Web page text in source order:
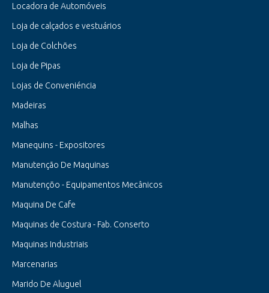
Locadora de Automóveis
Loja de calçados e vestuários
Loja de Colchões
Loja de Pipas
Lojas de Conveniéncia
Madeiras
Malhas
Manequins - Expositores
Manutenção De Maquinas
Manutençõo - Equipamentos Mecânicos
Maquina De Cafe
Maquinas de Costura - Fab. Conserto
Maquinas Industriais
Marcenarias
Marido De Aluguel